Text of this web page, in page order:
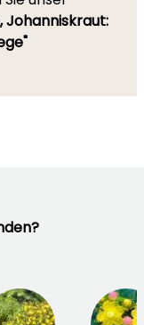
Johanniskraut: